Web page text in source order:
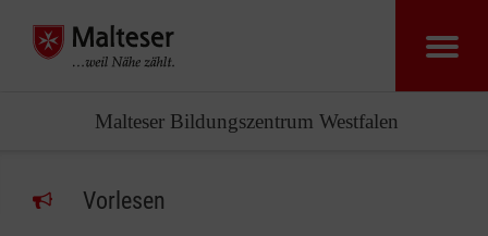
Malteser Bildungszentrum Westfalen
Vorlesen